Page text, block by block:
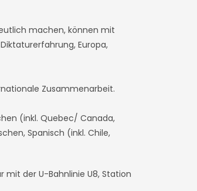
machen, können mit
Europa,
Zusammenarbeit.
(inkl. Quebec/ Canada,
Spanisch (inkl. Chile,
mit der U-Bahnlinie U8, Station